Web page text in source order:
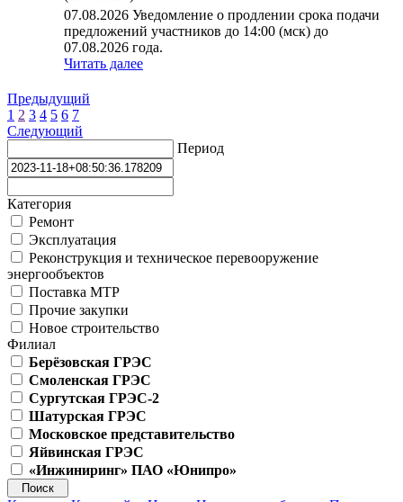
07.08.2026 Уведомление о продлении срока подачи
предложений участников до 14:00 (мск) до
07.08.2026 года.
Читать далее
Предыдущий
1 2 3 4 5 6 7
Следующий
Период
Категория
Ремонт
Эксплуатация
Реконструкция и техническое перевооружение
энергообъектов
Поставка МТР
Прочие закупки
Новое строительство
Филиал
Берёзовская ГРЭС
Смоленская ГРЭС
Сургутская ГРЭС-2
Шатурская ГРЭС
Московское представительство
Яйвинская ГРЭС
«Инжиниринг» ПАО «Юнипро»